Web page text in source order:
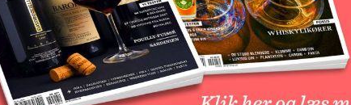
være et stort problem om sommeren, og siden
med en høj alkohol og en lavere syre.
de normalt altid blandes med vine fra de
større huse placeret. Men Haro, der ligger